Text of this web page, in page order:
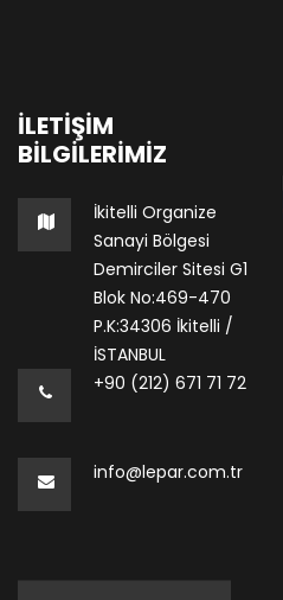
İLETIŞIM
BILGILERIMIZ
İkitelli Organize
Sanayi Bölgesi
Demirciler Sitesi G1
Blok No:469-470
P.K:34306 İkitelli /
İSTANBUL
+90 (212) 671 71 72
info@lepar.com.tr